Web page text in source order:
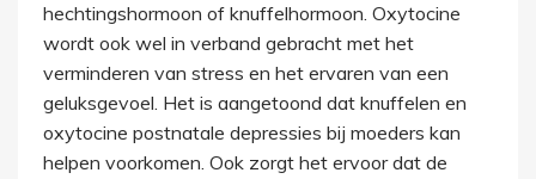
hechtingshormoon of knuffelhormoon. Oxytocine
wordt ook wel in verband gebracht met het
verminderen van stress en het ervaren van een
geluksgevoel. Het is aangetoond dat knuffelen en
oxytocine postnatale depressies bij moeders kan
helpen voorkomen. Ook zorgt het ervoor dat de